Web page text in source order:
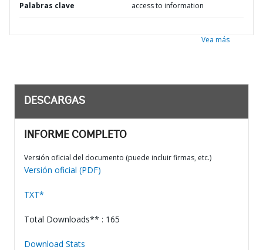
Palabras clave access to information
Vea más
DESCARGAS
INFORME COMPLETO
Versión oficial del documento (puede incluir firmas, etc.)
Versión oficial (PDF)
TXT*
Total Downloads** : 165
Download Stats